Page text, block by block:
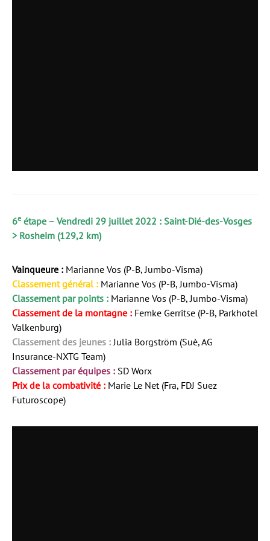
6e étape – Vendredi 29 juillet 2022 : Saint-Dié-des-Vosges
> Rosheim (129,2 km)
Vainqueure : Marianne Vos (P-B, Jumbo-Visma)
Classement général : Marianne Vos (P-B, Jumbo-Visma)
Classement par points : Marianne Vos (P-B, Jumbo-Visma)
Classement de la montagne : Femke Gerritse (P-B, Parkhotel
Valkenburg)
Classement des jeunes : Julia Borgström (Suè, AG
Insurance-NXTG Team)
Classement par équipes : SD Worx
Prix de la combativité : Marie Le Net (Fra, FDJ Suez
Futuroscope)